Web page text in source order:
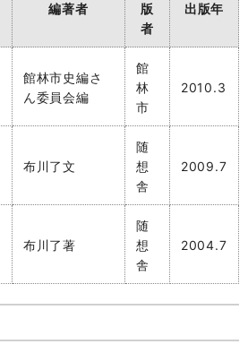
編著者
版
者
出版年
館林市史編さ
ん委員会編
館
林
市
2010.3
布川了文
随
想
舎
2009.7
布川了著
随
想
舎
2004.7